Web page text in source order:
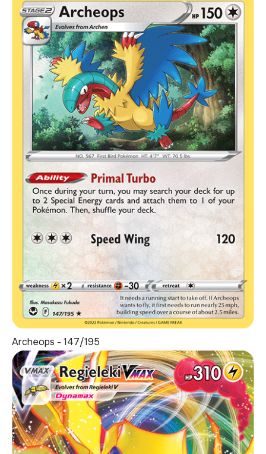
Archeops - 147/195